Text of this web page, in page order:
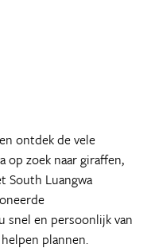
ontdek de vele
op zoek naar giraffen,
South Luangwa
snel en persoonlijk van
plannen.